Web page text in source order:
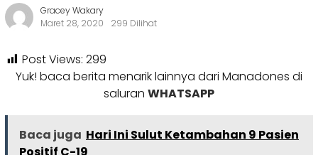
Gracey Wakary
Maret 28, 2020
299 Dilihat
Post Views: 299
Yuk! baca berita menarik lainnya dari Manadones di
saluran WHATSAPP
Baca juga Hari Ini Sulut Ketambahan 9 Pasien